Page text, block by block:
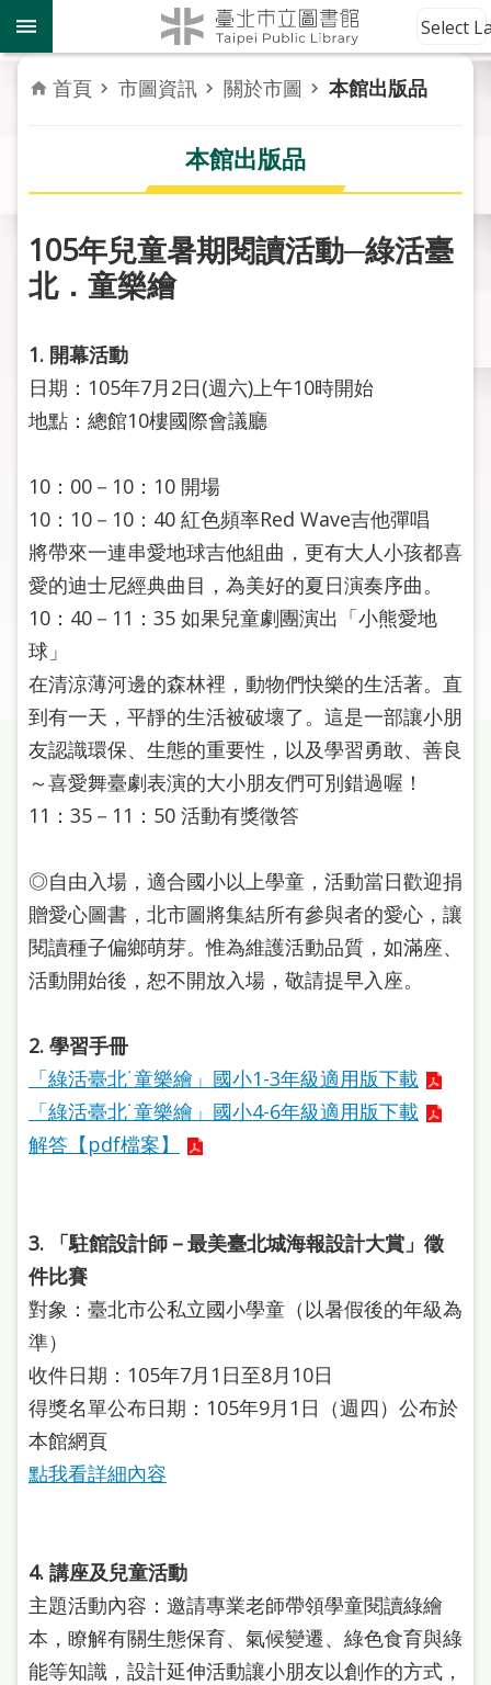
跳到主要內容區塊
到
館
資
訊
者
務
活
報
導
關
市
圖
線
上
申
常
見
問
答
加
市
圖
網
站
閱
讀
童
版
常
見
問
答
雙
台
北
Select
首頁 市圖資訊 關於市圖 本館出版品
本館出版品
105年兒童暑期閱讀活動─綠活臺
北．童樂繪
1. 開幕活動
日期：105年7月2日(週六)上午10時開始
地點：總館10樓國際會議廳
10：00－10：10 開場
10：10－10：40 紅色頻率Red Wave吉他彈唱
將帶來一連串愛地球吉他組曲，更有大人小孩都喜
愛的迪士尼經典曲目，為美好的夏日演奏序曲。
10：40－11：35 如果兒童劇團演出「小熊愛地
球」
在清涼薄河邊的森林裡，動物們快樂的生活著。直
到有一天，平靜的生活被破壞了。這是一部讓小朋
友認識環保、生態的重要性，以及學習勇敢、善良
～喜愛舞臺劇表演的大小朋友們可別錯過喔！
11：35－11：50 活動有獎徵答
◎自由入場，適合國小以上學童，活動當日歡迎捐
贈愛心圖書，北市圖將集結所有參與者的愛心，讓
閱讀種子偏鄉萌芽。惟為維護活動品質，如滿座、
活動開始後，恕不開放入場，敬請提早入座。
2. 學習手冊
「綠活臺北˙童樂繪」國小1-3年級適用版下載
「綠活臺北˙童樂繪」國小4-6年級適用版下載
解答【pdf檔案】
3. 「駐館設計師－最美臺北城海報設計大賞」徵
件比賽
對象：臺北市公私立國小學童（以暑假後的年級為
準）
收件日期：105年7月1日至8月10日
得獎名單公布日期：105年9月1日（週四）公布於
本館網頁
點我看詳細內容
4. 講座及兒童活動
主題活動內容：邀請專業老師帶領學童閱讀綠繪
本，瞭解有關生態保育、氣候變遷、綠色食育與綠
能等知識，設計延伸活動讓小朋友以創作的方式，